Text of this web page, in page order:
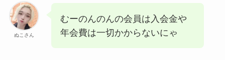
ぬこさん
むーのんのんの会員は入会金や
年会費は一切かからないにゃ